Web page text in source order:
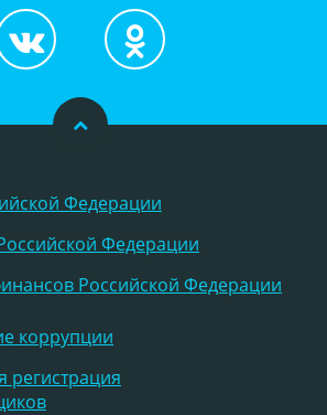
Федерации
Федерации
Российской Федерации
коррупции
регистрация